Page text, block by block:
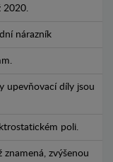
2020.
nárazník
upevňovací díly jsou
poli.
zvýšenou